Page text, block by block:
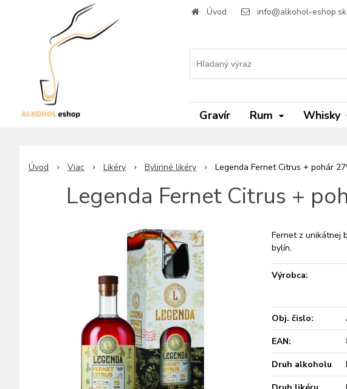
Úvod info@alkohol-eshop.sk
Gravír Rum Whisky
Úvod Viac Likéry Bylinné likéry Legenda Fernet Citrus + pohár
Legenda Fernet Citrus +
Fernet z unikátnej
bylín.
Výrobca:
Obj. čislo:
EAN:
Druh alkoholu